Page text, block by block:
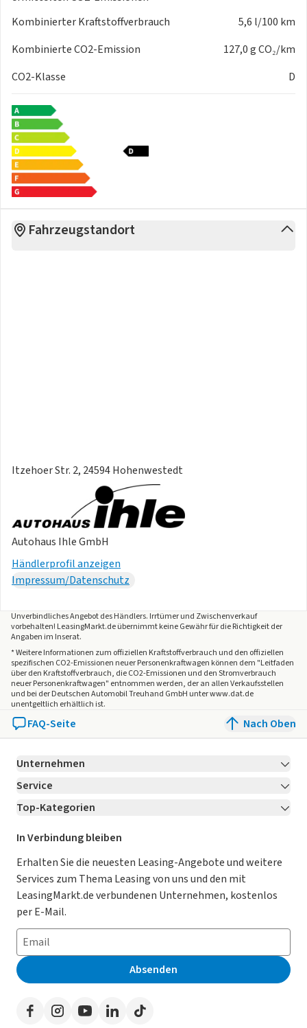
Kombinierter Kraftstoffverbrauch
5,6 l/100 km
Kombinierte CO2-Emission
127,0 g CO₂/km
CO2-Klasse
D
Fahrzeugstandort
Itzehoer Str. 2, 24594 Hohenwestedt
Autohaus Ihle GmbH
Händlerprofil anzeigen
Impressum/Datenschutz
Unverbindliches Angebot desHändlers. Irrtümer und Zwischenverkauf
vorbehalten! LeasingMarkt.de übernimmt keine Gewähr für die Richtigkeit der
Angaben im Inserat.
* Weitere Informationen zum offiziellen Kraftstoffverbrauch und den offiziellen
spezifischen CO2-Emissionen neuer Personenkraftwagen können dem "Leitfaden
über den Kraftstoffverbrauch, die CO2-Emissionen und den Stromverbrauch
neuer Personenkraftwagen" entnommen werden, der an allen Verkaufsstellen
und bei der Deutschen Automobil Treuhand GmbH unter www.dat.de
unentgeltlich erhältlich ist.
FAQ-Seite Nach Oben
Unternehmen
Über LeasingMarkt.de
Karriere Jetzt bewerben!
Für Händler
Kooperation mit AutoScout24
AGB
Datenschutz
Impressum
Erklärung zur Barrierefreiheit
Presse
Service
Kontakt
Ratgeber
Magazin
Datenschutz-Einstellungen
So funktioniert’s
Häufig gestellte Fragen
Leasing-Lexikon
Auto-Tests
Werben auf LeasingMarkt.de
Top-Kategorien
Leasing Deals
Gebrauchtwagen Leasing
Leasing ohne Anzahlung
E-Auto Leasing
Privatleasing
Leasing-Vergleiche
Herstellerverzeichnis
Händlerverzeichnis
In Verbindung bleiben
Erhalten Sie die neuesten Leasing-Angebote und weitere
Services zum Thema Leasing von uns und den mit
LeasingMarkt.de verbundenen Unternehmen, kostenlos
per E-Mail.
Absenden